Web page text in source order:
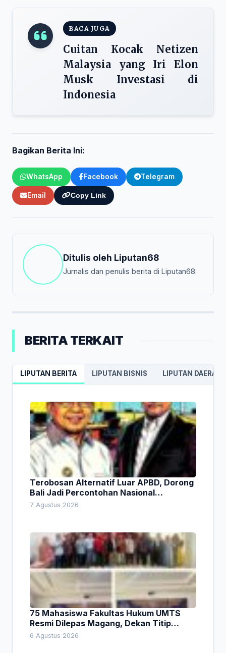
BACA JUGA
Cuitan Kocak Netizen
Malaysia yang Iri Elon
Musk Investasi di
Indonesia
Bagikan Berita Ini:
WhatsApp Facebook Telegram
Email Copy Link
Ditulis oleh Liputan68
Jurnalis dan penulis berita di Liputan68.
BERITA TERKAIT
LIPUTAN BERITA LIPUTAN BISNIS LIPUTAN DAERAH
Terobosan Alternatif Luar APBD, Dorong
Bali Jadi Percontohan Nasional
Pembiayaan Daerah
7 Agustus 2026
75 Mahasiswa Fakultas Hukum UMTS
Resmi Dilepas Magang, Dekan Titip
Empat Pesan Penting
6 Agustus 2026